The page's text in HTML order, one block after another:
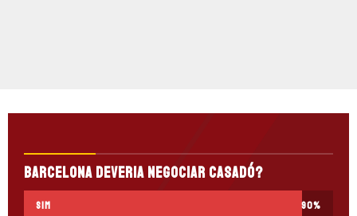
Barcelona deveria negociar Casadó?
Sim 90%